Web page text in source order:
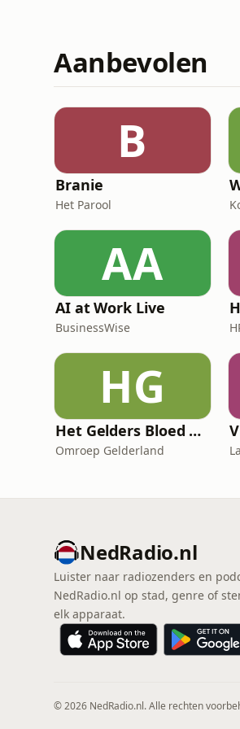
blijven sommigen
Aanbevolen
B
Branie
Het Parool
AA
AI at Work Live
BusinessWise
HG
Het Gelders Bloed Orkest
Omroep Gelderland
NedRadio.nl
Luister naar radiozenders en
NedRadio.nl op stad, genre of
elk apparaat.
© 2026 NedRadio.nl. Alle rechten